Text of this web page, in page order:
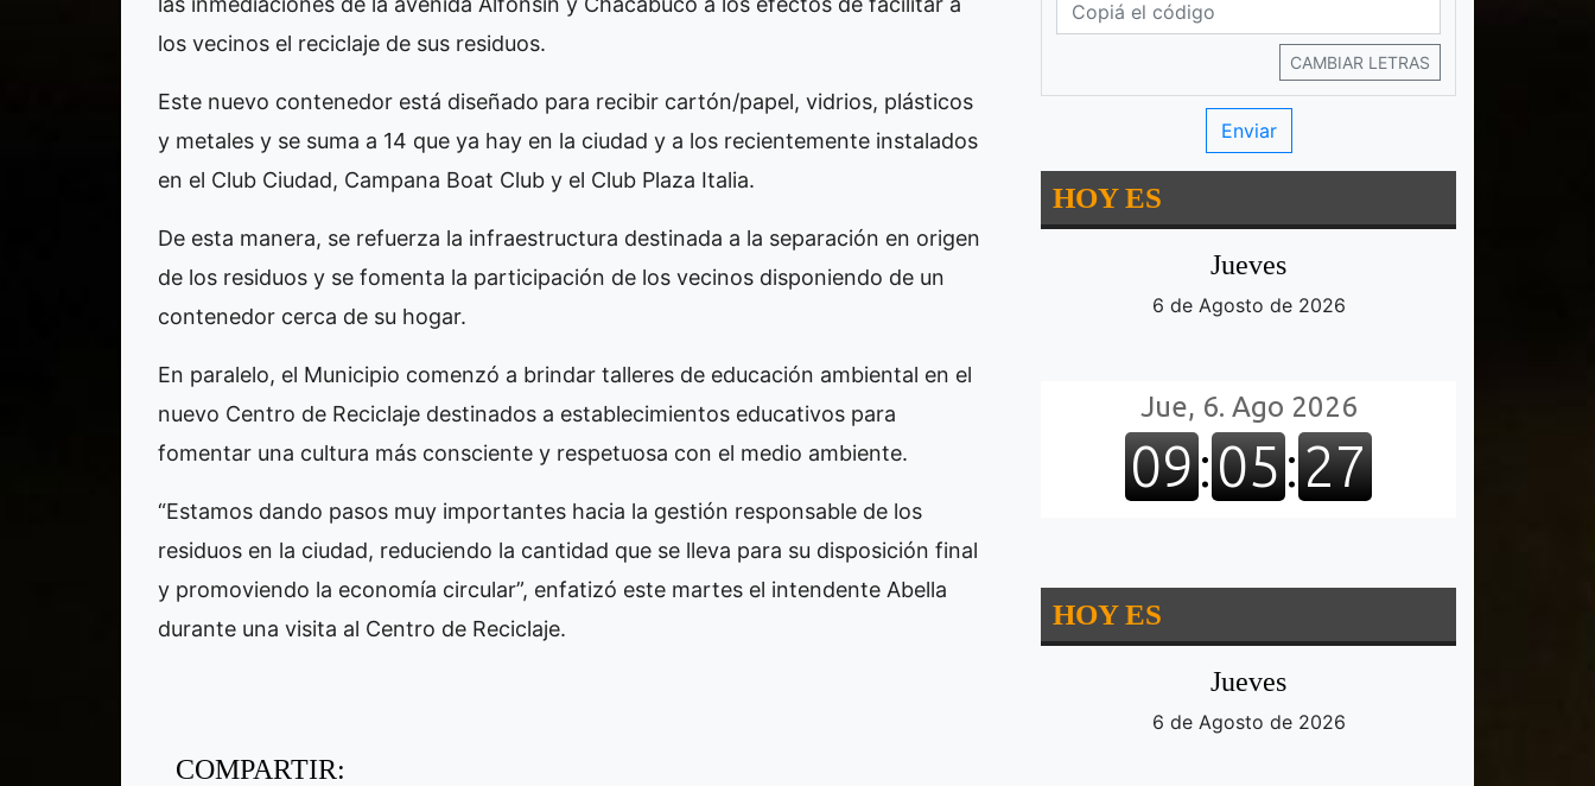
los vecinos el reciclaje de sus residuos.
Este nuevo contenedor está diseñado para recibir cartón/papel, vidrios, plásticos
y metales y se suma a 14 que ya hay en la ciudad y a los recientemente instalados
en el Club Ciudad, Campana Boat Club y el Club Plaza Italia.
De esta manera, se refuerza la infraestructura destinada a la separación en origen
de los residuos y se fomenta la participación de los vecinos disponiendo de un
contenedor cerca de su hogar.
En paralelo, el Municipio comenzó a brindar talleres de educación ambiental en el
nuevo Centro de Reciclaje destinados a establecimientos educativos para
fomentar una cultura más consciente y respetuosa con el medio ambiente.
“Estamos dando pasos muy importantes hacia la gestión responsable de los
residuos en la ciudad, reduciendo la cantidad que se lleva para su disposición final
y promoviendo la economía circular”, enfatizó este martes el intendente Abella
durante una visita al Centro de Reciclaje.
COMPARTIR:
CAMBIAR LETRAS
HOY ES
Jueves
6 de Agosto de 2026
HOY ES
Jueves
6 de Agosto de 2026